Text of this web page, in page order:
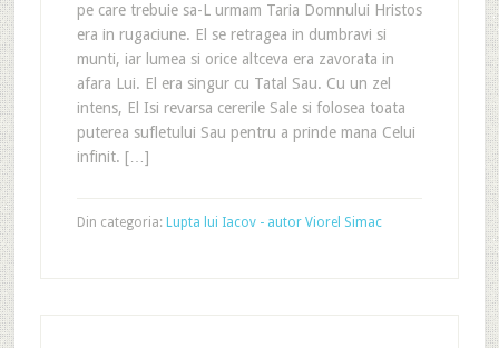
pe care trebuie sa-L urmam Taria Domnului Hristos
era in rugaciune. El se retragea in dumbravi si
munti, iar lumea si orice altceva era zavorata in
afara Lui. El era singur cu Tatal Sau. Cu un zel
intens, El Isi revarsa cererile Sale si folosea toata
puterea sufletului Sau pentru a prinde mana Celui
infinit. […]
Din categoria: Lupta lui Iacov - autor Viorel Simac